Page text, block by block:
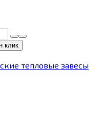
клик
тепловые завесы